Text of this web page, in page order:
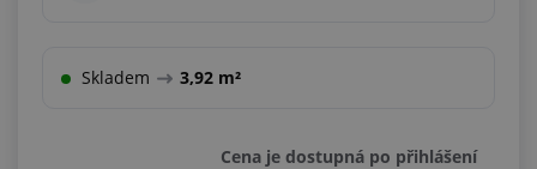
Skladem 3,92 m²
Cena je dostupná po přihlášení